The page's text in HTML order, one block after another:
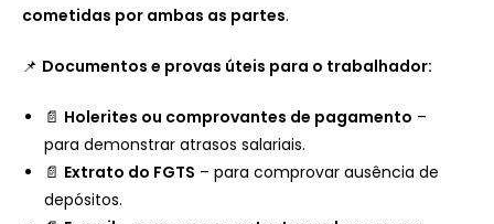
cometidas por ambas as partes.
📌 Documentos e provas úteis para o trabalhador:
📄 Holerites ou comprovantes de pagamento –
para demonstrar atrasos salariais.
📄 Extrato do FGTS – para comprovar ausência de
depósitos.